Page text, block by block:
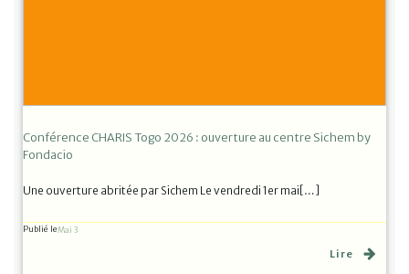
Conférence CHARIS Togo 2026 : ouverture au centre Sichem by
Fondacio
Une ouverture abritée par Sichem Le vendredi 1er mai[…]
Publié leMai 3
Lire